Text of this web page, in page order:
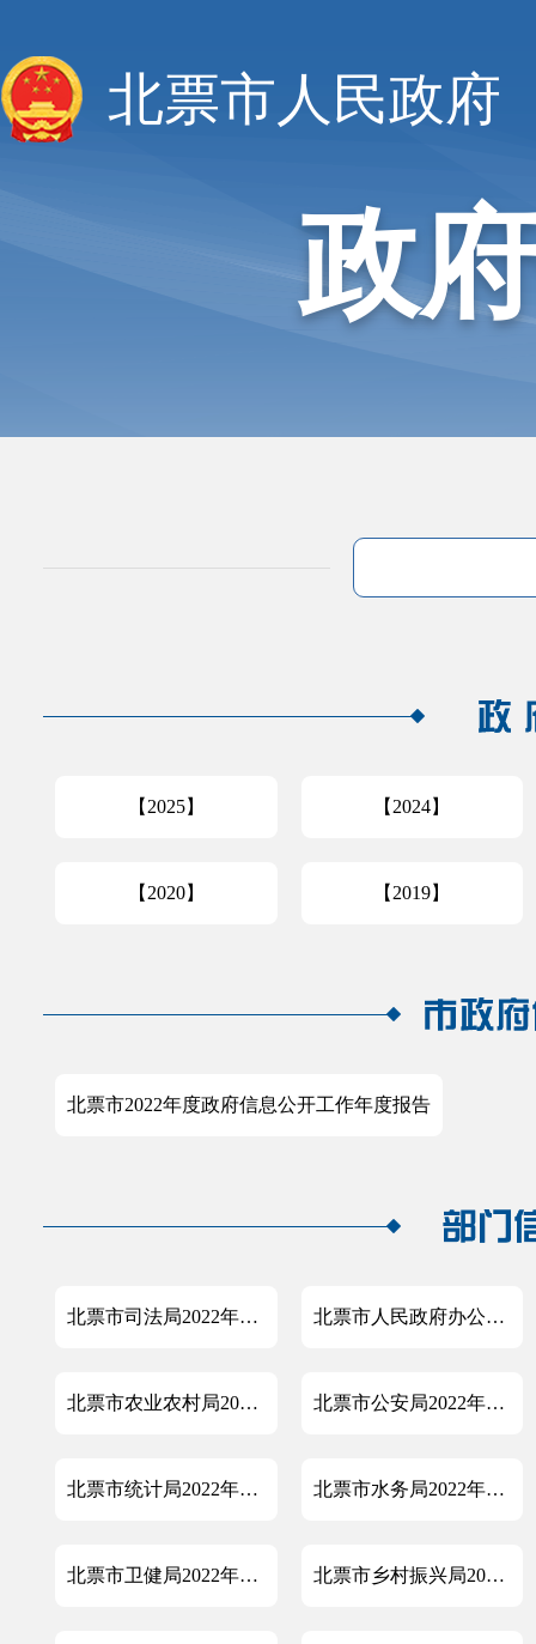
北票市人民政府
政
【2025】 【2024】
【2020】 【2019】
北票市2022年度政府信息公开工作年度报告
北票市司法局2022年度政府信息公开工作年度报告 北票市人民政府办公室2022年度政府信息公开工作年度报告
北票市农业农村局2022年度政府信息公开工作年度报告 北票市公安局2022年度政府信息公开工作年度报告
北票市统计局2022年度政府信息公开工作年度报告 北票市水务局2022年度政府信息公开工作年度报告
北票市卫健局2022年度政府信息公开工作年度报告 北票市乡村振兴局2022年度政府信息公开工作年度报告